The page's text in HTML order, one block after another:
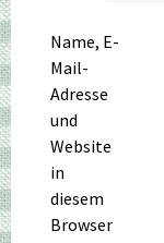
Name, E-
Mail-
Adresse
und
Website
in
diesem
Browser